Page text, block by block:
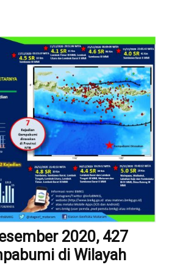
2020, 427
di Wilayah